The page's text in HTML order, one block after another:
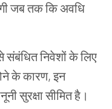
जब तक कि अवधि
संबंधित निवेशों के लिए
के कारण, इन
सुरक्षा सीमित है।